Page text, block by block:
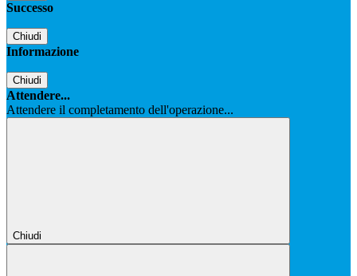
Successo
Chiudi
Informazione
Chiudi
Attendere...
Attendere il completamento dell'operazione...
Chiudi